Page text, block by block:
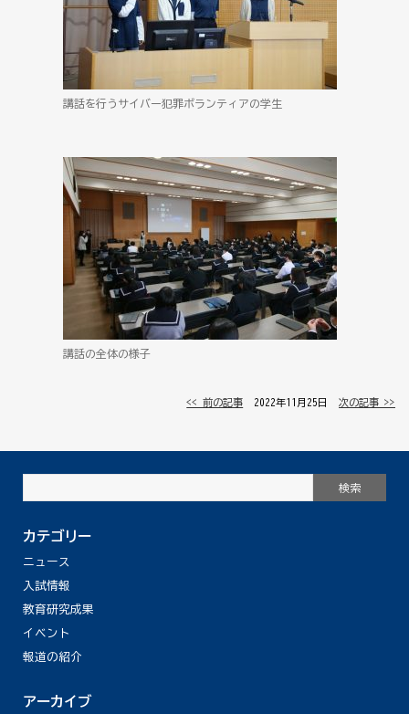
講話を行うサイバー犯罪ボランティアの学生
講話の全体の様子
<< 前の記事 │ 2022年11月25日 │次の記事 >>
カテゴリー
ニュース
入試情報
教育研究成果
イベント
報道の紹介
アーカイブ